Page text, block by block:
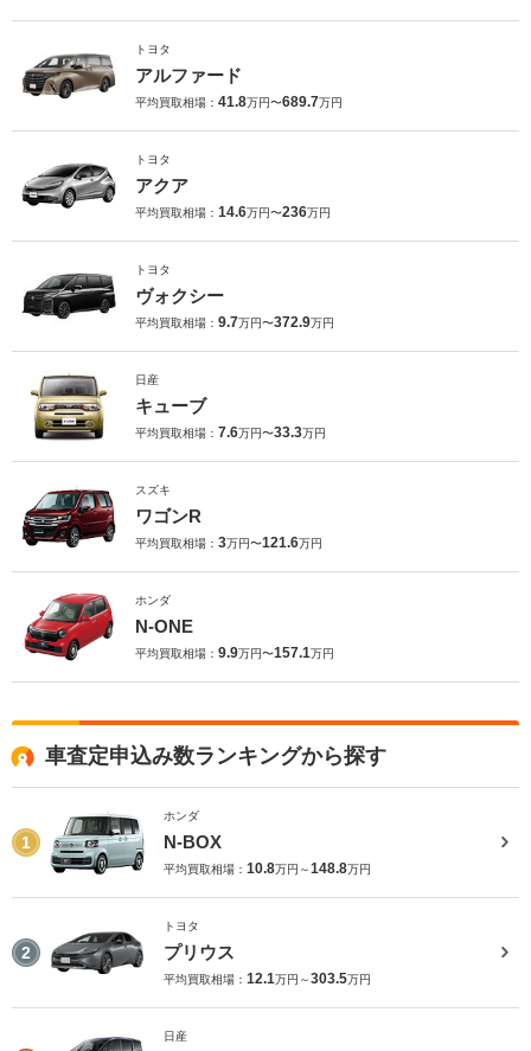
トヨタ
アルファード
平均買取相場： 41.8万円〜689.7万円
トヨタ
アクア
平均買取相場： 14.6万円〜236万円
トヨタ
ヴォクシー
平均買取相場： 9.7万円〜372.9万円
日産
キューブ
平均買取相場： 7.6万円〜33.3万円
スズキ
ワゴンR
平均買取相場： 3万円〜121.6万円
ホンダ
N-ONE
平均買取相場： 9.9万円〜157.1万円
車査定申込み数ランキングから探す
1
ホンダ
N-BOX
平均買取相場： 10.8万円～148.8万円
2
トヨタ
プリウス
平均買取相場： 12.1万円～303.5万円
日産